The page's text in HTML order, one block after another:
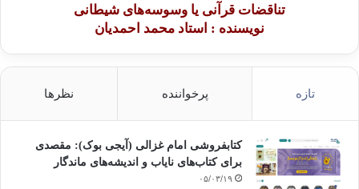
تناقضات قرآنی یا وسوسه‌های شیطانی
نویسنده : استاد محمد احمدیان
تازه پرخواننده نظرها
کتابفروشی امام غزالی (آیجی بوک): مقصدی
برای کتاب‌های نایاب و اندیشه‌های ماندگار
۰۵/۰۳/۱۹